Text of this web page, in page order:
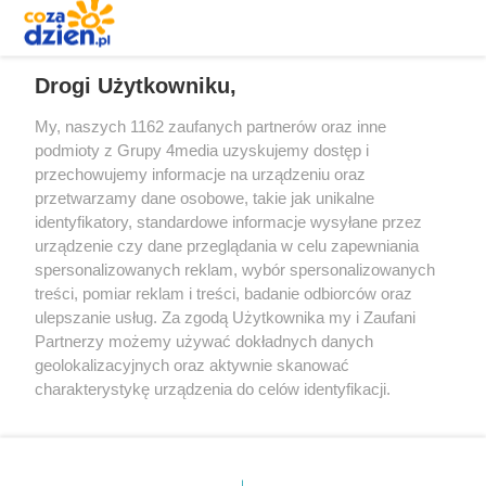
Redakcja Reklama Prywatność
Praca Łódź
the:protocol
Drogi Użytkowniku,
My, naszych 1162 zaufanych partnerów oraz inne
podmioty z Grupy 4media uzyskujemy dostęp i
przechowujemy informacje na urządzeniu oraz
przetwarzamy dane osobowe, takie jak unikalne
identyfikatory, standardowe informacje wysyłane przez
urządzenie czy dane przeglądania w celu zapewniania
spersonalizowanych reklam, wybór spersonalizowanych
treści, pomiar reklam i treści, badanie odbiorców oraz
ulepszanie usług. Za zgodą Użytkownika my i Zaufani
Partnerzy możemy używać dokładnych danych
geolokalizacyjnych oraz aktywnie skanować
charakterystykę urządzenia do celów identyfikacji.